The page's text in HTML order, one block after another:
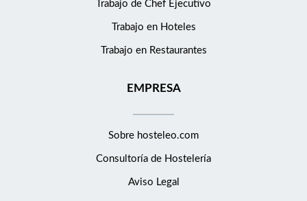
Trabajo de Chef Ejecutivo
Trabajo en Hoteles
Trabajo en Restaurantes
EMPRESA
Sobre hosteleo.com
Consultoría de Hostelería
Aviso Legal